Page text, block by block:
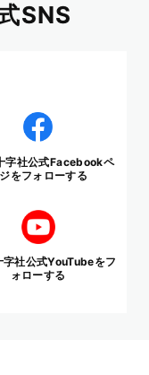
SNS
字社公式Facebookペ
をフォローする
字社公式YouTubeをフ
ォローする